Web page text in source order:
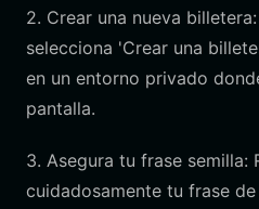
2. Crear una nueva
selecciona 'Crear una
en un entorno privado
pantalla.
3. Asegura tu frase semilla:
cuidadosamente tu frase